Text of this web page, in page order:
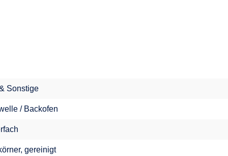
Sonstige
/ Backofen
gereinigt